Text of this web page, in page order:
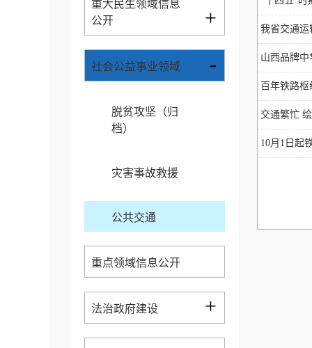
重大民生领域信息
公开
+
社会公益事业领域 -
脱贫攻坚（归
档）
灾害事故救援
公共交通
重点领域信息公开
法治政府建设 +
我省交通
山西品牌
百年铁路
交通繁忙
10月1日起